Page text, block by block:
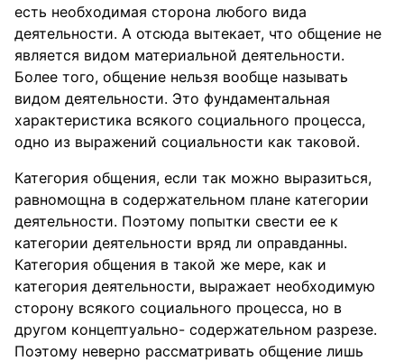
есть необходимая сторона любого вида
деятельности. А отсюда вытекает, что общение не
является видом материальной деятельности.
Более того, общение нельзя вообще называть
видом деятельности. Это фундаментальная
характеристика всякого социального процесса,
одно из выражений социальности как таковой.
Категория общения, если так можно выразиться,
равномощна в содержательном плане категории
деятельности. Поэтому попытки свести ее к
категории деятельности вряд ли оправданны.
Категория общения в такой же мере, как и
категория деятельности, выражает необходимую
сторону всякого социального процесса, но в
другом концептуально- содержательном разрезе.
Поэтому неверно рассматривать общение лишь